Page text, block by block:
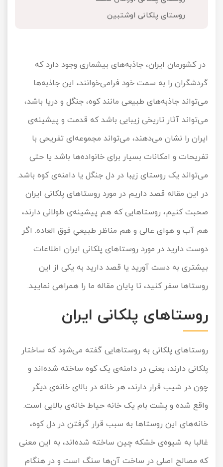
روستای پلکانی اوشتبین
در کشورمان ایران، جاذبه‌های بیشماری وجود دارد که
گردشگران را به سمت خود فرامی‌خوانند، این جاذبه‌ها
می‌تواند جاذبه‌های طبیعی مانند کوه، جنگل و دریا باشد،
می‌تواند آثار تاریخی زیبایی باشد که قدمت و پیشینه‌ی
ایران را نشان می‌دهند، می‌تواند مجموعه‌ای تفریحی با
تفریحات و امکانات بسیار برای خانواده‌ها باشد یا حتی
می‌تواند یک روستای زیبا در دل جنگل یا دامنه‌ی کوه باشد.
در این مقاله قصد داریم در مورد روستاهای پلکانی ایران
صحبت کنیم، روستاهایی که هم پیشینه‌ی طولانی دارند،
هم آب و هوای عالی و هم مناظر طبیعیِ فوق العاده. اگر
دوست دارید در مورد روستاهای پلکانی ایران اطلاعات
بیشتری به دست آورید یا قصد دارید به یکی از این
روستاها سفر کنید، تا پایان مقاله ما را همراهی نمایید.
روستاهای پلکانی ایران
روستاهای پلکانی به روستاهایی گفته می‌شود که ساختار
پلکانی دارند، یعنی در دامنه‌ی یک کوه ساخته شده‌اند و
چون در شیب قرار دارند، هر خانه در بالای خانه‌ی دیگر
واقع شده و پشت بام یک خانه حیاط خانه‌ی بالایی است.
خانه‌های این روستاها به سبب قرار گرفتن در دل کوه،
غالبا به شیوه‌ی خشکه چین ساخته شده‌اند، به این معنی
که مصالح اصلی در ساخت آن‌ها سنگ است و در هنگام
تور کویر مرنجاب
تور کویر کاراکال
تور کویر ابوزیدآباد
تور هرمز
تور مرداب سراوان
تور گلستان
تور چابهار
تور مرداب هسل
تور کاشان
تور ترکمن صحرا
تور آفرود
تور کیش از ساری
اقساطی
تور سنگاپور اقساطی
تور قزاقستان اقساطی